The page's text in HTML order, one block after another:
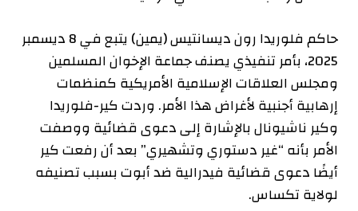
حاكم فلوريدا رون ديسانتيس (يمين)يتبع
في 8 ديسمبر
2025، بأمر تنفيذي يصنف جماعة الإخوان المسلمين
ومجلس العلاقات الإسلامية الأمريكية كمنظمات
إرهابية أجنبية لأغراض هذا الأمر. وردت كير-فلوريدا
وكير ناشيونال بالإشارة إلى دعوى قضائية ووصفت
الأمر بأنه “غير دستوري وتشهيري” بعد أن رفعت كير
أيضًا دعوى قضائية فيدرالية ضد أبوت بسبب تصنيفه
لولاية تكساس.